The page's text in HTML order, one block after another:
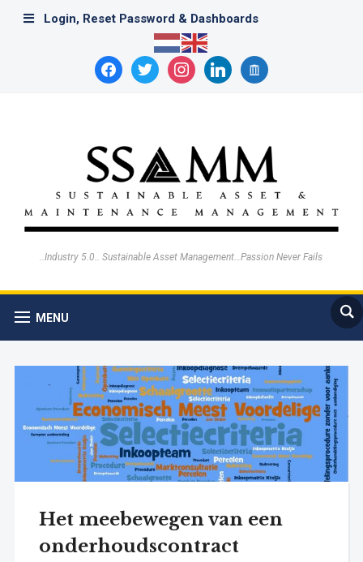
Login, Reset Password & Dashboards
facebooktwitter instagramlinkedinarchive
..Industry 5.0.. Sustainable Asset Management…Passion Never Fails
MENU
Het meebewegen van een
onderhoudscontract